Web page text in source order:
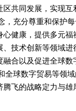
共同发展，实现互
，充分尊重和保护
健康，提供多元福
技术创新等领域
合以及促进全球数
全球数字贸易等领
飞的战略定力与雄